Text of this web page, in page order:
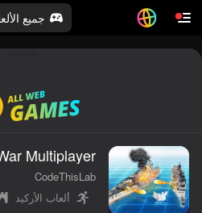
جميع
Multiplayer
CodeThisLab
ألعاب الأركيد